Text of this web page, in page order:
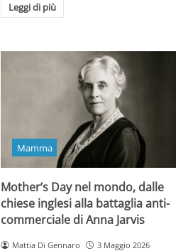
Leggi di più
Mamma
Mother’s Day nel mondo, dalle
chiese inglesi alla battaglia anti-
commerciale di Anna Jarvis
Mattia Di Gennaro 3 Maggio 2026